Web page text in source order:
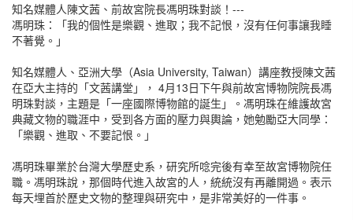
知名媒體人陳文茜、前故宮院長馮明珠對談！---
馮明珠：「我的個性是樂觀、進取；我不記恨，沒有任何事讓我睡
不著覺。」
知名媒體人、亞洲大學（Asia University, Taiwan）講座教授陳文茜
在亞大主持的「文茜講堂」， 4月13日下午與前故宮博物院院長馮
明珠對談，主題是「一座國際博物館的誕生」。馮明珠在維護故宮
典藏文物的職涯中，受到各方面的壓力與輿論，她勉勵亞大同學：
「樂觀、進取、不要記恨。」
馮明珠畢業於台灣大學歷史系，研究所唸完後有幸至故宮博物院任
職。馮明珠說，那個時代進入故宮的人，統統沒有再離開過。表示
每天埋首於歷史文物的整理與研究中，是非常美好的一件事。